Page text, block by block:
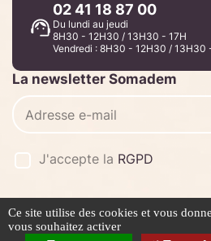
02 41 18 87 00
Du lundi au jeudi
8H30 - 12H30 / 13H30 - 17H
Vendredi : 8H30 - 12H30 / 13H30
La newsletter Somadem
J'accepte la RGPD
©2026 -
Mentions légales
Politique
Ce site utilise des cookies et vous
vous souhaitez activer